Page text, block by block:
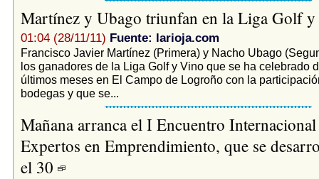
Martínez y Ubago triunfan en la Liga Golf
01:04 (28/11/11) Fuente: larioja.com
Francisco Javier Martínez (Primera) y Nacho Ubago
los ganadores de la Liga Golf y Vino que se ha celebrado
últimos meses en El Campo de Logroño con la
bodegas y que se...
Mañana arranca el I Encuentro
Expertos en Emprendimiento, que se
el 30